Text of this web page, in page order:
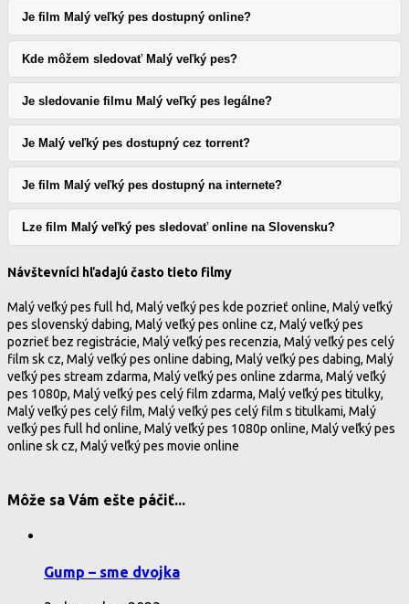
Je film Malý veľký pes dostupný online?
Kde môžem sledovať Malý veľký pes?
Je sledovanie filmu Malý veľký pes legálne?
Je Malý veľký pes dostupný cez torrent?
Je film Malý veľký pes dostupný na internete?
Lze film Malý veľký pes sledovať online na Slovensku?
Návštevníci hľadajú často tieto filmy
Malý veľký pes full hd, Malý veľký pes kde pozrieť online, Malý veľký
pes slovenský dabing, Malý veľký pes online cz, Malý veľký pes
pozrieť bez registrácie, Malý veľký pes recenzia, Malý veľký pes celý
film sk cz, Malý veľký pes online dabing, Malý veľký pes dabing, Malý
veľký pes stream zdarma, Malý veľký pes online zdarma, Malý veľký
pes 1080p, Malý veľký pes celý film zdarma, Malý veľký pes titulky,
Malý veľký pes celý film, Malý veľký pes celý film s titulkami, Malý
veľký pes full hd online, Malý veľký pes 1080p online, Malý veľký pes
online sk cz, Malý veľký pes movie online
Môže sa Vám ešte páčiť...
Gump – sme dvojka